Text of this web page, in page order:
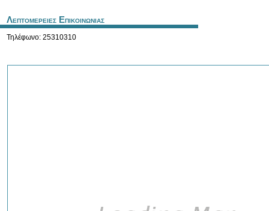
Λεπτομερειες Επικοινωνιας
Τηλέφωνο: 25310310